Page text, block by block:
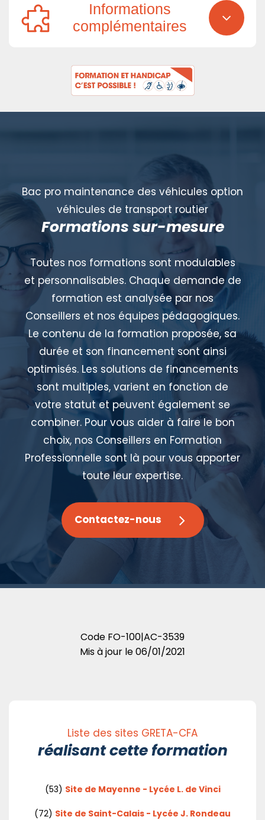
Informations
complémentaires
Bac pro maintenance des véhicules option
véhicules de transport routier
Formations sur-mesure
Toutes nos formations sont modulables
et personnalisables. Chaque demande de
formation est analysée par nos
Conseillers et nos équipes pédagogiques.
Le contenu de la formation proposée, sa
durée et son financement sont ainsi
optimisés. Les solutions de financements
sont multiples, varient en fonction de
votre statut et peuvent également se
combiner. Pour vous aider à faire le bon
choix, nos Conseillers en Formation
Professionnelle sont là pour vous apporter
toute leur expertise.
Contactez-nous
Code FO-100|AC-3539
Mis à jour le06/01/2021
Liste des sites GRETA-CFA
réalisant cette formation
(53) Site de Mayenne - Lycée L. de Vinci
(72) Site de Saint-Calais - Lycée J. Rondeau